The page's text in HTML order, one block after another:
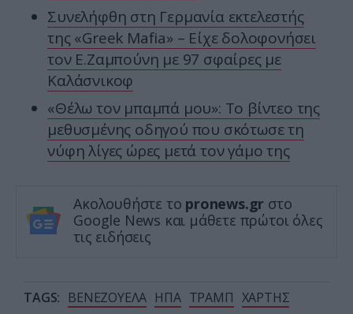
Συνελήφθη στη Γερμανία εκτελεστής
της «Greek Mafia» – Είχε δολοφονήσει
τον Ε.Ζαμπούνη με 97 σφαίρες με
Καλάσνικοφ
«Θέλω τον μπαμπά μου»: Το βίντεο της
μεθυσμένης οδηγού που σκότωσε τη
νύφη λίγες ώρες μετά τον γάμο της
Ακολουθήστε το pronews.gr στο
Google News και μάθετε πρώτοι όλες
τις ειδήσεις
TAGS: ΒΕΝΕΖΟΥΕΛΑ ΗΠΑ ΤΡΑΜΠ ΧΑΡΤΗΣ